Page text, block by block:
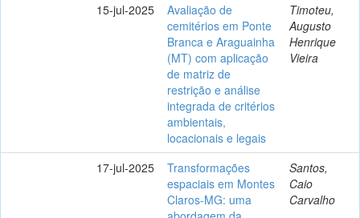
15-jul-2025
Avaliação de
cemitérios em Ponte
Branca e Araguainha
(MT) com aplicação
de matriz de
restrição e análise
integrada de critérios
ambientais,
locacionais e legais
Timoteu,
Augusto
Henrique
Vieira
17-jul-2025
Transformações
espaciais em Montes
Claros-MG: uma
Santos,
Caio
Carvalho